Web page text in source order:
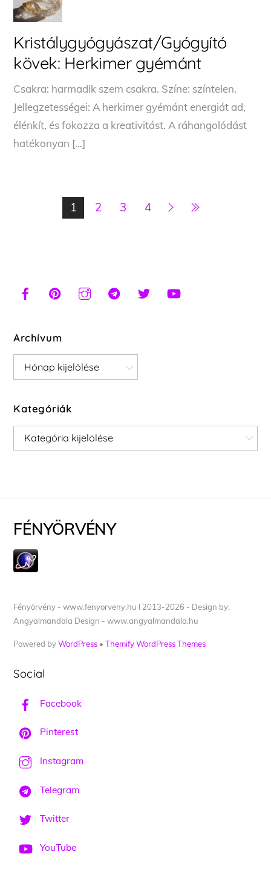
Kristálygyógyászat/Gyógyító
kövek: Herkimer gyémánt
Csakra: harmadik szem csakra. Színe: színtelen.
Jellegzetességei: A herkimer gyémánt energiát ad,
élénkít, és fokozza a kreativitást. A ráhangolódást
hatékonyan […]
1 2 3 4
Archívum
Archívum
Kategóriák
Kategóriák
FÉNYÖRVÉNY
Fényörvény - www.fenyorveny.hu I 2013-2026 - Design by:
Angyalmandala Design - www.angyalmandala.hu
Powered byWordPress •Themify WordPress Themes
Social
Facebook
Pinterest
Instagram
Telegram
Twitter
YouTube